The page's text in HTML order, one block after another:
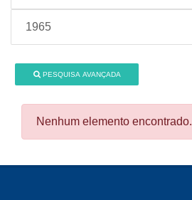
1965
PESQUISA AVANÇADA
Nenhum elemento encontrado.